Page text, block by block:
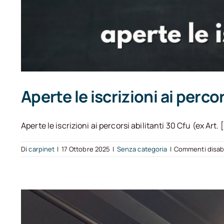
Aperte le iscrizioni ai
Aperte le iscrizioni ai percorsi abilitanti 30 Cfu (ex Art.
Dicarpinet | 17 Ottobre 2025 | Senza categoria | Commenti